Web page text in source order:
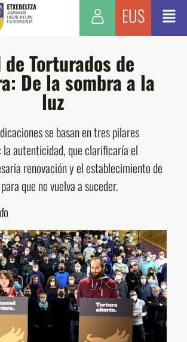
EUS
de Torturados de
De la sombra a la
luz
se basan en tres pilares
la autenticidad, que clarificaría el
renovación y el establecimiento de
que no vuelva a suceder.